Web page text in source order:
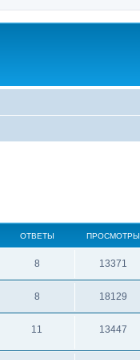
ОТВЕТЫ ПРОСМОТРЫ
8 13371
8 18129
11 13447